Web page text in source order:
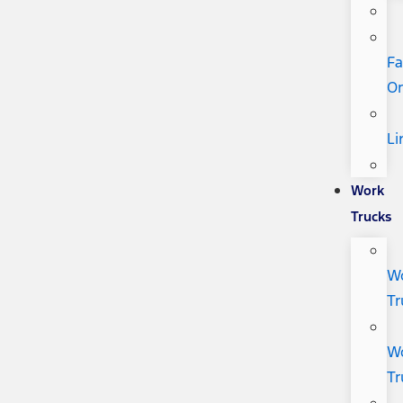
Work
Trucks